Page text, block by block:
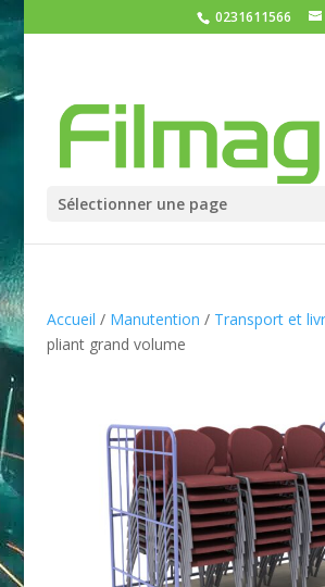
0231611566
Sélectionner une page
Accueil / Manutention / Transport et
pliant grand volume